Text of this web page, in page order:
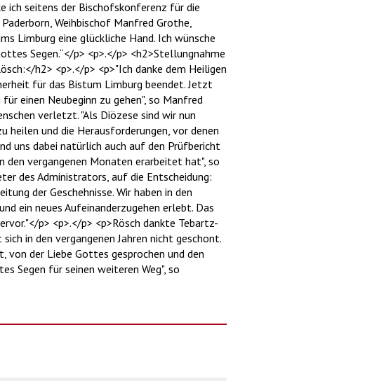
ich seitens der Bischofskonferenz für die
Weihbischof Manfred Grothe,
Limburg eine glückliche Hand. Ich wünsche
Segen.“</p> <p>.</p> <h2>Stellungnahme
h2> <p>.</p> <p>"Ich danke dem Heiligen
für das Bistum Limburg beendet. Jetzt
einen Neubeginn zu gehen", so Manfred
verletzt. "Als Diözese sind wir nun
und die Herausforderungen, vor denen
uns dabei natürlich auch auf den Prüfbericht
vergangenen Monaten erarbeitet hat", so
des Administrators, auf die Entscheidung:
der Geschehnisse. Wir haben in den
ein neues Aufeinanderzugehen erlebt. Das
p> <p>.</p> <p>Rösch dankte Tebartz-
in den vergangenen Jahren nicht geschont.
von der Liebe Gottes gesprochen und den
Segen für seinen weiteren Weg", so